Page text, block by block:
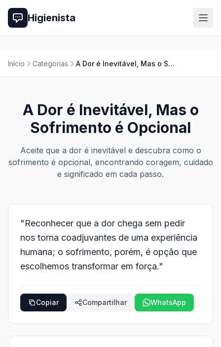
Higienista
Início Categorias A Dor é Inevitável, Mas o Sofrimento é Opcional
A Dor é Inevitável, Mas o
Sofrimento é Opcional
Aceite que a dor é inevitável e descubra como o
sofrimento é opcional, encontrando coragem, cuidado
e significado em cada passo.
"Reconhecer que a dor chega sem pedir
nos torna coadjuvantes de uma experiência
humana; o sofrimento, porém, é opção que
escolhemos transformar em força."
Copiar Compartilhar WhatsApp